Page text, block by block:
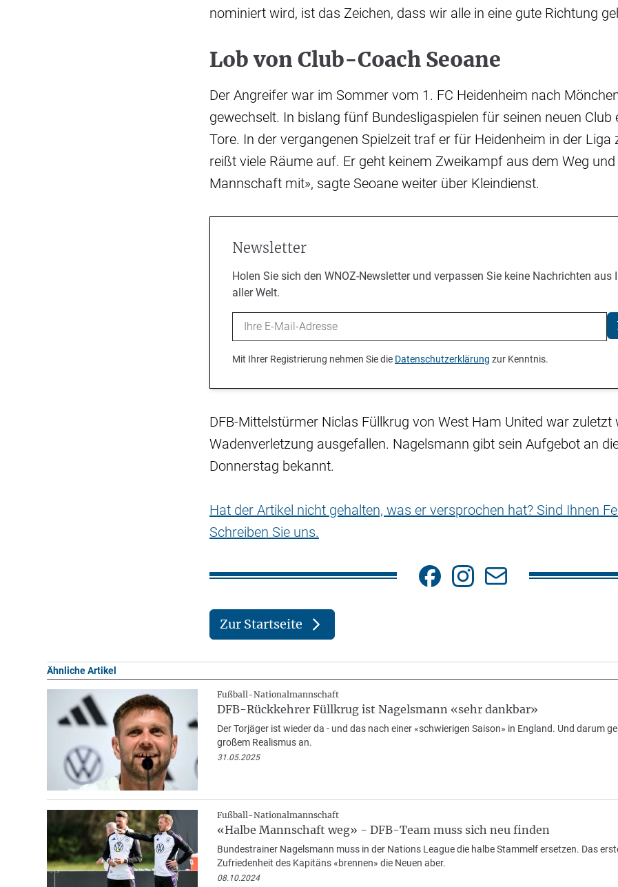
nominiert wird, ist das Zeichen, dass wir alle in eine gute Richtung
Lob von Club-Coach Seoane
Der Angreifer war im Sommer vom 1. FC Heidenheim nach
gewechselt. In bislang fünf Bundesligaspielen für seinen neuen Club
Tore. In der vergangenen Spielzeit traf er für Heidenheim in der Liga
reißt viele Räume auf. Er geht keinem Zweikampf aus dem Weg
Mannschaft mit», sagte Seoane weiter über Kleindienst.
Newsletter
Holen Sie sich den WNOZ-Newsletter und verpassen Sie keine Nachrichten aus
aller Welt.
Email
Mit Ihrer Registrierung nehmen Sie die Datenschutzerklärung zur Kenntnis.
DFB-Mittelstürmer Niclas Füllkrug von West Ham United war zuletzt
Wadenverletzung ausgefallen. Nagelsmann gibt sein Aufgebot an
Donnerstag bekannt.
Hat der Artikel nicht gehalten, was er versprochen hat? Sind Ihnen
Schreiben Sie uns.
Zur Startseite
Ähnliche Artikel
Fußball-Nationalmannschaft
DFB-Rückkehrer Füllkrug ist Nagelsmann «sehr dankbar»
Der Torjäger ist wieder da - und das nach einer «schwierigen Saison» in England. Und darum
großem Realismus an.
31.05.2025
Fußball-Nationalmannschaft
«Halbe Mannschaft weg» - DFB-Team muss sich neu finden
Bundestrainer Nagelsmann muss in der Nations League die halbe Stammelf ersetzen. Das
Zufriedenheit des Kapitäns «brennen» die Neuen aber.
08.10.2024